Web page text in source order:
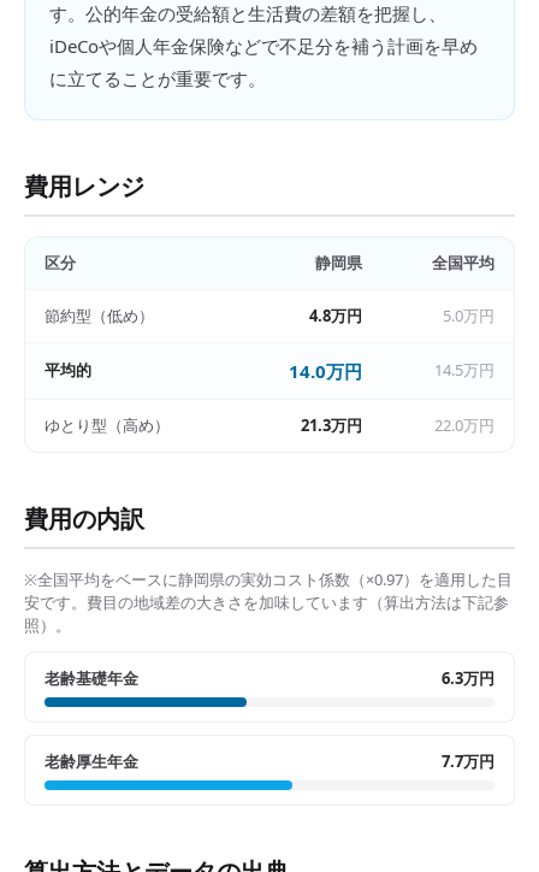
す。公的年金の受給額と生活費の差額を把握し、
iDeCoや個人年金保険などで不足分を補う計画を早め
に立てることが重要です。
費用レンジ
区分 静岡県 全国平均
節約型（低め） 4.8万円 5.0万円
平均的 14.0万円 14.5万円
ゆとり型（高め） 21.3万円 22.0万円
費用の内訳
※全国平均をベースに静岡県の実効コスト係数（×0.97）を適用した目
安です。費目の地域差の大きさを加味しています（算出方法は下記参
照）。
老齢基礎年金 6.3万円
老齢厚生年金 7.7万円